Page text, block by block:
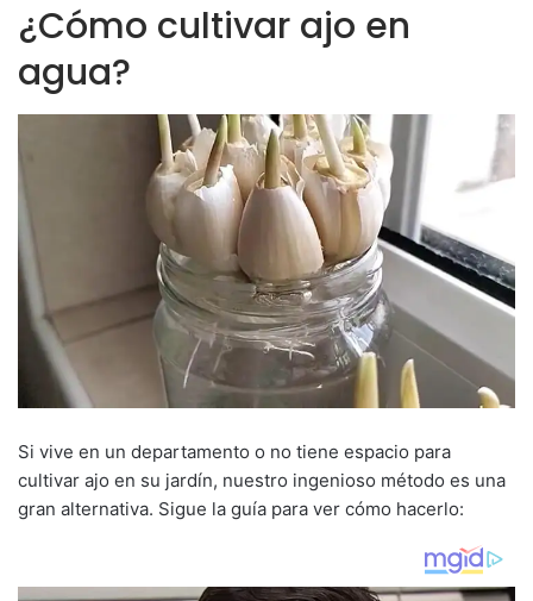
¿Cómo cultivar ajo en
agua?
Si vive en un departamento o no tiene espacio para
cultivar ajo en su jardín, nuestro ingenioso método es una
gran alternativa. Sigue la guía para ver cómo hacerlo: